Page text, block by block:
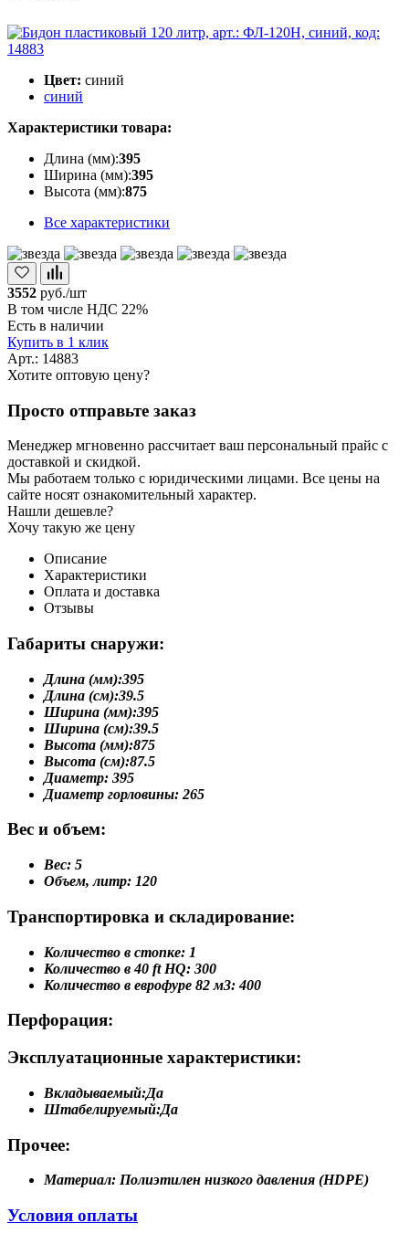
Цвет: синий
синий
Характеристики товара:
Длина (мм):395
Ширина (мм):395
Высота (мм):875
Все характеристики
3552 руб./шт
В том числе НДС 22%
Есть в наличии
Купить в 1 клик
Арт.: 14883
Хотите оптовую цену?
Просто отправьте заказ
Менеджер мгновенно рассчитает ваш персональный прайс с
доставкой и скидкой.
Мы работаем только с юридическими лицами. Все цены на
сайте носят ознакомительный характер.
Нашли дешевле?
Хочу такую же цену
Описание
Характеристики
Оплата и доставка
Отзывы
Габариты снаружи:
Длина (мм):395
Длина (см):39.5
Ширина (мм):395
Ширина (см):39.5
Высота (мм):875
Высота (см):87.5
Диаметр: 395
Диаметр горловины: 265
Вес и объем:
Вес: 5
Объем, литр: 120
Транспортировка и складирование:
Количество в стопке: 1
Количество в 40 ft HQ: 300
Количество в еврофуре 82 м3: 400
Перфорация:
Эксплуатационные характеристики:
Вкладываемый:Да
Штабелируемый:Да
Прочее:
Материал: Полиэтилен низкого давления (HDPE)
Условия оплаты